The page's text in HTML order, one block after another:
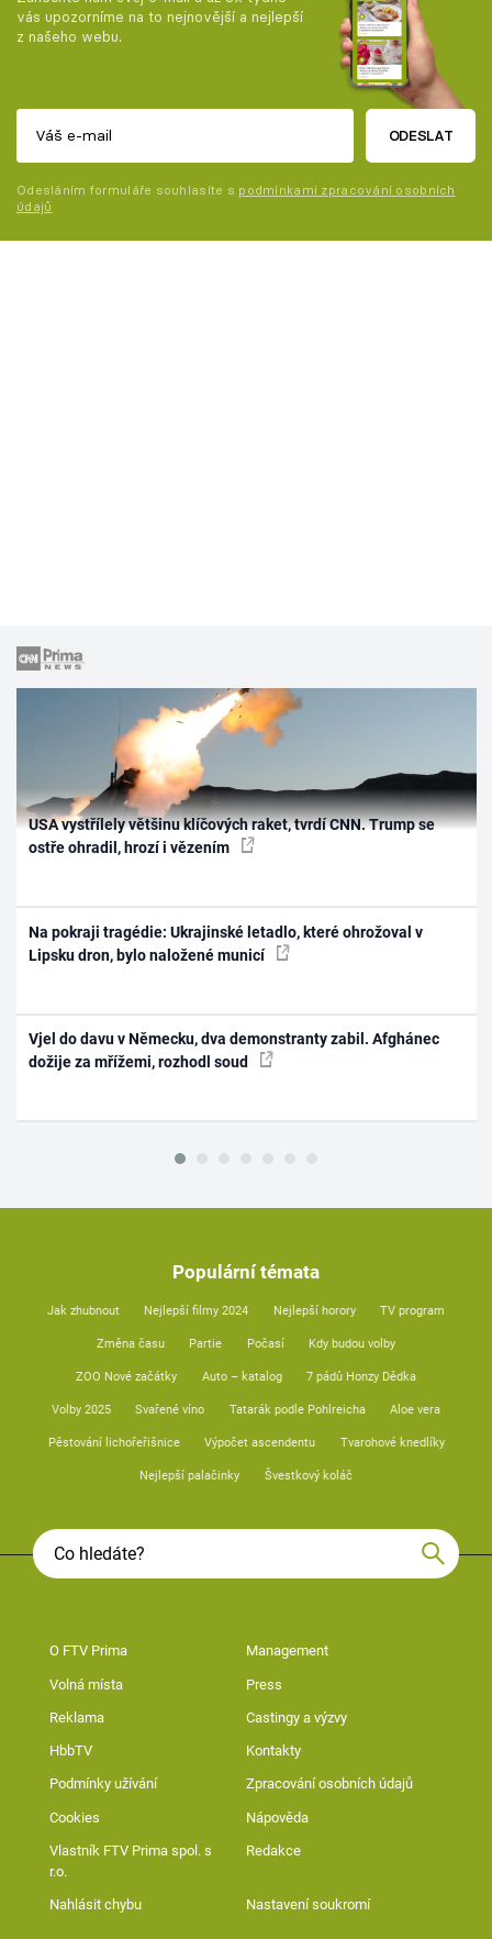
vás upozorníme na to nejnovější a nejlepší
z našeho webu.
ODESLAT
Odesláním formuláře souhlasíte s podmínkami zpracování osobních
údajů
USA vystřílely většinu klíčových raket, tvrdí CNN. Trump se
ostře ohradil, hrozí i vězením
Na pokraji tragédie: Ukrajinské letadlo, které ohrožoval v
Lipsku dron, bylo naložené municí
Vjel do davu v Německu, dva demonstranty zabil. Afghánec
dožije za mřížemi, rozhodl soud
Populární témata
Jak zhubnout Nejlepší filmy 2024 Nejlepší horory TV program
Změna času Partie Počasí Kdy budou volby
ZOO Nové začátky Auto – katalog 7 pádů Honzy Dědka
Volby 2025 Svařené víno Tatarák podle Pohlreicha Aloe vera
Pěstování lichořeřišnice Výpočet ascendentu Tvarohové knedlíky
Nejlepší palačinky Švestkový koláč
O FTV Prima Management
Volná místa Press
Reklama Castingy a výzvy
HbbTV Kontakty
Podmínky užívání Zpracování osobních údajů
Cookies Nápověda
Vlastník FTV Prima spol. s
r.o.
Redakce
Nahlásit chybu Nastavení soukromí